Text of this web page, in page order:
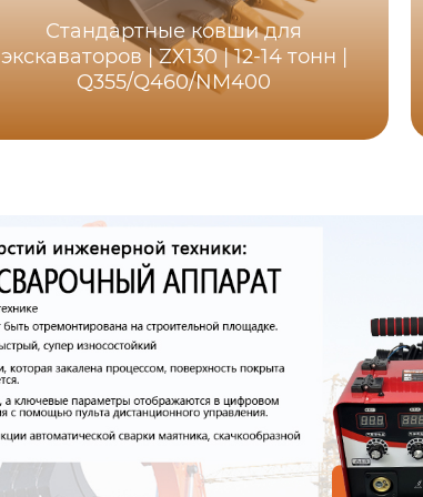
Стандартные ковши для
экскаваторов | ZX130 | 12-14 тонн |
Q355/Q460/NM400